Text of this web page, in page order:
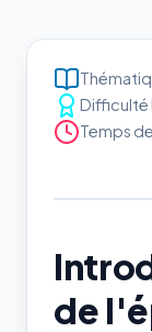
Difficulté
Temps
de